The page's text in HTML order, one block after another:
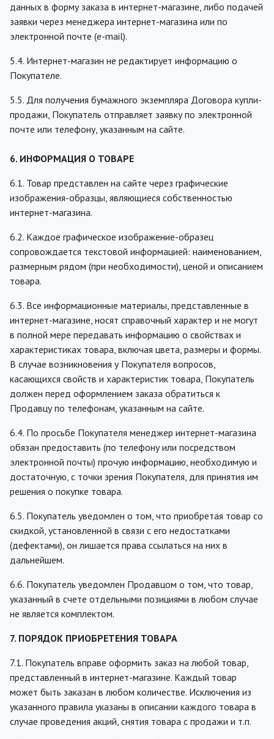
данных в форму заказа в интернет-магазине, либо подачей
заявки через менеджера интернет-магазина или по
электронной почте (e-mail).
5.4. Интернет-магазин не редактирует информацию о
Покупателе.
5.5. Для получения бумажного экземпляра Договора купли-
продажи, Покупатель отправляет заявку по электронной
почте или телефону, указанным на сайте.
6. ИНФОРМАЦИЯ О ТОВАРЕ
6.1. Товар представлен на сайте через графические
изображения-образцы, являющиеся собственностью
интернет-магазина.
6.2. Каждое графическое изображение-образец
сопровождается текстовой информацией: наименованием,
размерным рядом (при необходимости), ценой и описанием
товара.
6.3. Все информационные материалы, представленные в
интернет-магазине, носят справочный характер и не могут
в полной мере передавать информацию о свойствах и
характеристиках товара, включая цвета, размеры и формы.
В случае возникновения у Покупателя вопросов,
касающихся свойств и характеристик товара, Покупатель
должен перед оформлением заказа обратиться к
Продавцу по телефонам, указанным на сайте.
6.4. По просьбе Покупателя менеджер интернет-магазина
обязан предоставить (по телефону или посредством
электронной почты) прочую информацию, необходимую и
достаточную, с точки зрения Покупателя, для принятия им
решения о покупке товара.
6.5. Покупатель уведомлен о том, что приобретая товар со
скидкой, установленной в связи с его недостатками
(дефектами), он лишается права ссылаться на них в
дальнейшем.
6.6. Покупатель уведомлен Продавцом о том, что товар,
указанный в счете отдельными позициями в любом случае
не является комплектом.
7. ПОРЯДОК ПРИОБРЕТЕНИЯ ТОВАРА
7.1. Покупатель вправе оформить заказ на любой товар,
представленный в интернет-магазине. Каждый товар
может быть заказан в любом количестве. Исключения из
указанного правила указаны в описании каждого товара в
случае проведения акций, снятия товара с продажи и т.п.